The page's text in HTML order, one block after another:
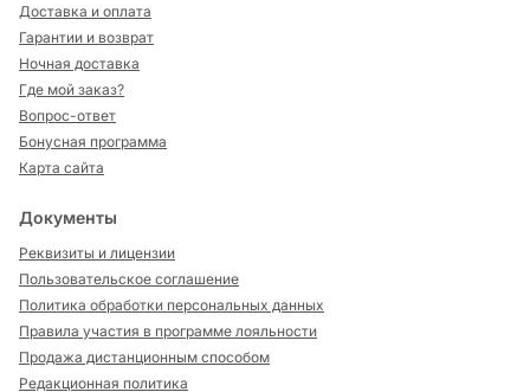
Доставка и оплата
Гарантии и возврат
Ночная доставка
Где мой заказ?
Вопрос-ответ
Бонусная программа
Карта сайта
Документы
Реквизиты и лицензии
Пользовательское соглашение
Политика обработки персональных данных
Правила участия в программе лояльности
Продажа дистанционным способом
Редакционная политика